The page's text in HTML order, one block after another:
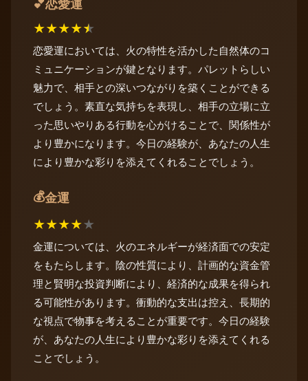
💕恋愛運
★★★★★
恋愛運においては、火の特性を活かした自然体のコ
ミュニケーションが鍵となります。パレットらしい
魅力で、相手との深いつながりを築くことができる
でしょう。素直な気持ちを表現し、相手の立場に立
った思いやりある行動を心がけることで、関係性が
より豊かになります。今日の経験が、あなたの人生
により豊かな彩りを添えてくれることでしょう。
💰金運
★★★★★
金運については、火のエネルギーが経済面での安定
をもたらします。陰の性質により、計画的な資金管
理と賢明な投資判断により、経済的な成果を得られ
る可能性があります。衝動的な支出は控え、長期的
な視点で物事を考えることが重要です。今日の経験
が、あなたの人生により豊かな彩りを添えてくれる
ことでしょう。